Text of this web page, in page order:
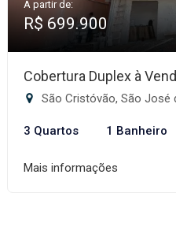
A partir de:
R$ 699.900
Cobertura Duplex à
São Cristóvão, São José
3 Quartos 1 Banheiro
Mais informações